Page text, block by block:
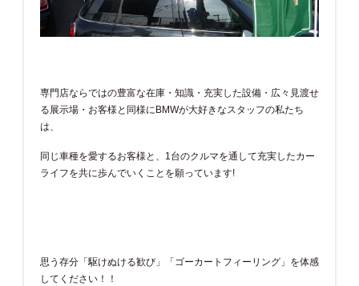
専門店ならではの豊富な在庫・知識・充実した設備・広々見渡せ
る展示場・お客様と同様にBMWが大好きなスタッフの私たち
は、
同じ車種を愛するお客様と、1台のクルマを通して充実したカー
ライフを共に歩んでいくことを願っています!
思う存分「駆けぬける歓び」「ゴーカートフィーリング」を体感
してください！！